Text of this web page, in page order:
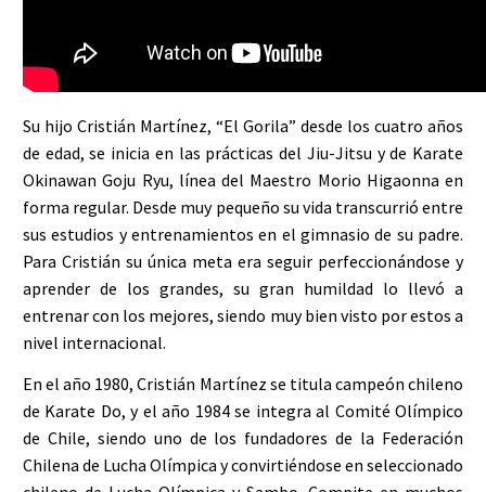
Su hijo Cristián Martínez, “El Gorila” desde los cuatro años
de edad, se inicia en las prácticas del Jiu-Jitsu y de Karate
Okinawan Goju Ryu, línea del Maestro Morio Higaonna en
forma regular. Desde muy pequeño su vida transcurrió entre
sus estudios y entrenamientos en el gimnasio de su padre.
Para Cristián su única meta era seguir perfeccionándose y
aprender de los grandes, su gran humildad lo llevó a
entrenar con los mejores, siendo muy bien visto por estos a
nivel internacional.
En el año 1980, Cristián Martínez se titula campeón chileno
de Karate Do, y el año 1984 se integra al Comité Olímpico
de Chile, siendo uno de los fundadores de la Federación
Chilena de Lucha Olímpica y convirtiéndose en seleccionado